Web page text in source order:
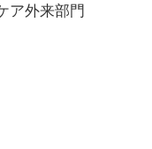
ア外来部門